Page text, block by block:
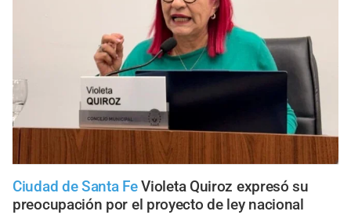
Ciudad de Santa Fe Violeta Quiroz expresó su
preocupación por el proyecto de ley nacional